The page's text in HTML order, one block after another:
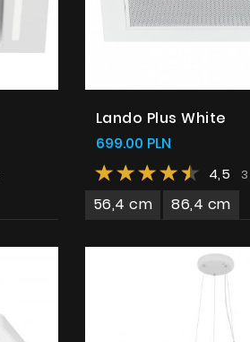
Gdzie kupić
Współpraca
Kontakt
Lando Plus White
699.00 PLN
4,5
56,4 cm 86,4 cm